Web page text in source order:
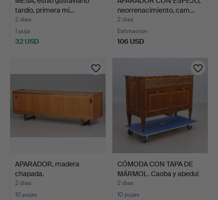
tardío, primera mi…
2 días
1 puja
32 USD
neorrenacimiento, cam…
2 días
Estimación
106 USD
APARADOR, madera
chapada.
2 días
10 pujas
CÓMODA CON TAPA DE
MÁRMOL. Caoba y abedul
…
2 días
10 pujas